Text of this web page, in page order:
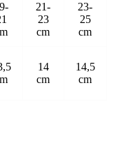
21-
23
cm
23-
25
cm
14
cm
14,5
cm